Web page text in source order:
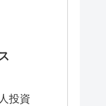
投資